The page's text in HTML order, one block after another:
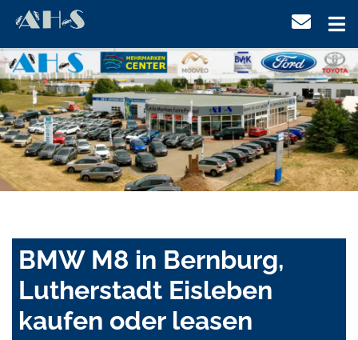
BMW M8 in Bernburg,
Lutherstadt Eisleben
kaufen oder leasen